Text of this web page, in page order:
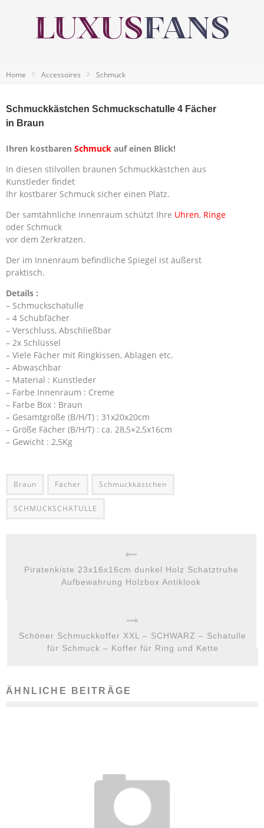
Home Accessoires Schmuck
Schmuckkästchen Schmuckschatulle 4 Fächer
in Braun
Ihren kostbaren Schmuck auf einen Blick!
In diesen stilvollen braunen Schmuckkästchen aus
Kunstleder findet
Ihr kostbarer Schmuck sicher einen Platz.
Der samtähnliche Innenraum schützt Ihre Uhren, Ringe
oder Schmuck
vor dem Zerkratzen.
Der im Innenraum befindliche Spiegel ist äußerst
praktisch.
Details :
– Schmuckschatulle
– 4 Schubfächer
– Verschluss, Abschließbar
– 2x Schlüssel
– Viele Fächer mit Ringkissen, Ablagen etc.
– Abwaschbar
– Material : Kunstleder
– Farbe Innenraum : Creme
– Farbe Box : Braun
– Gesamtgröße (B/H/T) : 31x20x20cm
– Größe Fächer (B/H/T) : ca. 28,5×2,5x16cm
– Gewicht : 2,5Kg
Braun Fächer Schmuckkästchen
SCHMUCKSCHATULLE
Piratenkiste 23x16x16cm dunkel Holz Schatztruhe
Aufbewahrung Holzbox Antiklook
Schöner Schmuckkoffer XXL – SCHWARZ – Schatulle
für Schmuck – Koffer für Ring und Kette
ÄHNLICHE BEITRÄGE